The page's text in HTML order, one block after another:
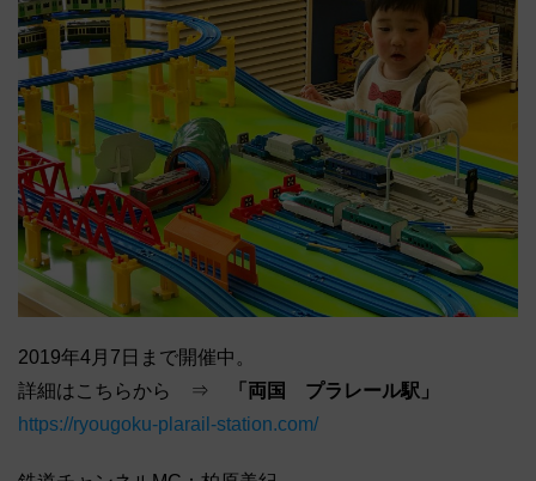
2019年4月7日まで開催中。
詳細はこちらから ⇒
「両国 プラレール駅」
https://ryougoku-plarail-station.com/